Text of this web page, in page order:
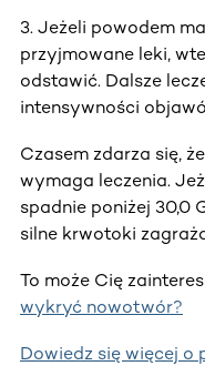
3. Jeżeli powodem
przyjmowane leki,
odstawić. Dalsze
intensywności
Czasem zdarza się,
wymaga leczenia.
spadnie poniżej 30,0
silne krwotoki
To może Cię
wykryć nowotwór?
Dowiedz się więcej o